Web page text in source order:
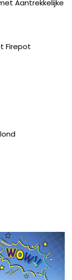
Aantrekkelijke
Firepot